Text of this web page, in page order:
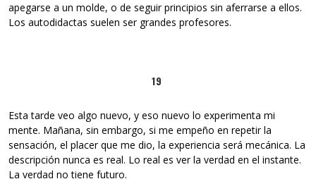
apegarse a un molde, o de seguir principios sin aferrarse a ellos.
Los autodidactas suelen ser grandes profesores.
19
Esta tarde veo algo nuevo, y eso nuevo lo experimenta mi
mente. Mañana, sin embargo, si me empeño en repetir la
sensación, el placer que me dio, la experiencia será mecánica. La
descripción nunca es real. Lo real es ver la verdad en el instante.
La verdad no tiene futuro.